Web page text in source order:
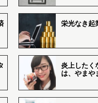
栄光なき起
炎上したく
は、やまや